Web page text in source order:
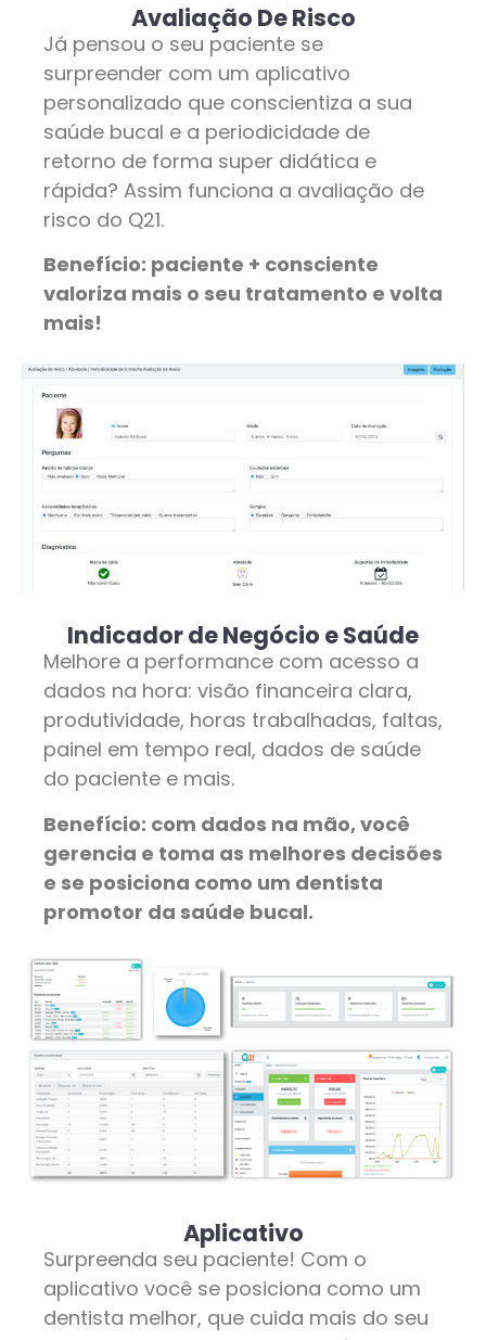
Avaliação De Risco
Já pensou o seu paciente se
surpreender com um aplicativo
personalizado que conscientiza a sua
saúde bucal e a periodicidade de
retorno de forma super didática e
rápida? Assim funciona a avaliação de
risco do Q21.
Benefício: paciente + consciente
valoriza mais o seu tratamento e volta
mais!
Indicador de Negócio e Saúde
Melhore a performance com acesso a
dados na hora: visão financeira clara,
produtividade, horas trabalhadas, faltas,
painel em tempo real, dados de saúde
do paciente e mais.
Benefício: com dados na mão, você
gerencia e toma as melhores decisões
e se posiciona como um dentista
promotor da saúde bucal.
Aplicativo
Surpreenda seu paciente! Com o
aplicativo você se posiciona como um
dentista melhor, que cuida mais do seu